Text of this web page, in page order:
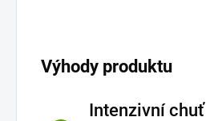
Výhody produktu
Intenzivní chuť